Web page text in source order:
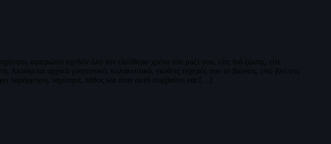
αφιερώνει σχεδόν όλο τον ελεύθερο χρόνο του μαζί σου, είτε διά ζώσης, είτε
αρχικά γοητευτικό, κολακευτικό, νιώθεις τυχερός που το βιώνεις, ενώ βλέπεις
παρόρμηση, ταχύτητα, πάθος και όταν αυτό συμβαίνει και […]